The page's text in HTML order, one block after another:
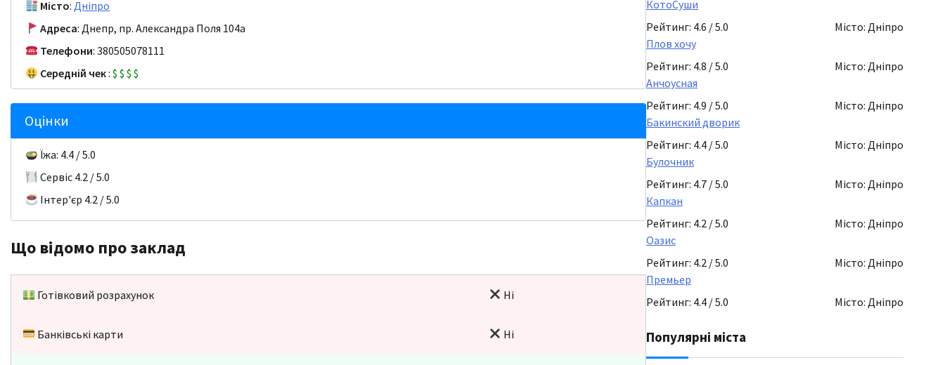
Місто:Дніпро
Адреса: Днепр, пр. Александра Поля 104а
Телефони: 380505078111
Середній чек:$ $ $ $
Оцінки
Їжа: 4.4 / 5.0
Сервіс 4.2 / 5.0
Інтер'єр 4.2 / 5.0
Що відомо про заклад
Готівковий розрахунок Ні
Банківські карти Ні
КотоСуши
Рейтинг: 4.6 / 5.0
Місто: Дніпро
Плов хочу
Рейтинг: 4.8 / 5.0
Місто: Дніпро
Анчоусная
Рейтинг: 4.9 / 5.0
Місто: Дніпро
Бакинский дворик
Рейтинг: 4.4 / 5.0
Місто: Дніпро
Булочник
Рейтинг: 4.7 / 5.0
Місто: Дніпро
Капкан
Рейтинг: 4.2 / 5.0
Місто: Дніпро
Оазис
Рейтинг: 4.2 / 5.0
Місто: Дніпро
Премьер
Рейтинг: 4.4 / 5.0
Місто: Дніпро
Популярні міста